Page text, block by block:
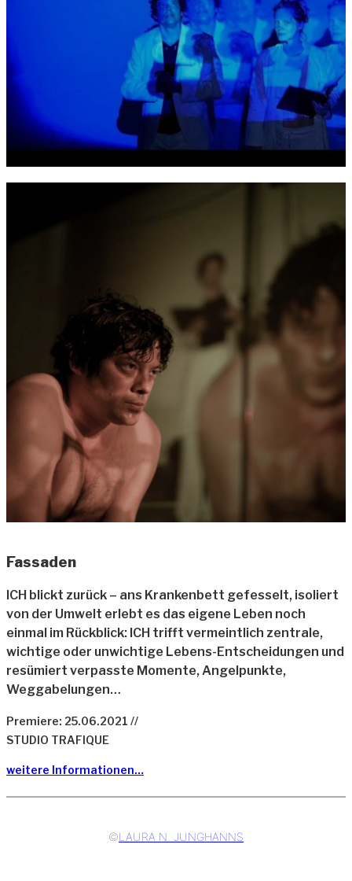
Fassaden
ICH blickt zurück – ans Krankenbett gefesselt, isoliert
von der Umwelt erlebt es das eigene Leben noch
einmal im Rückblick: ICH trifft vermeintlich zentrale,
wichtige oder unwichtige Lebens-Entscheidungen und
resümiert verpasste Momente, Angelpunkte,
Weggabelungen…
Premiere: 25.06.2021 //
STUDIO TRAFIQUE
weitere Informationen…
©LAURA N. JUNGHANNS